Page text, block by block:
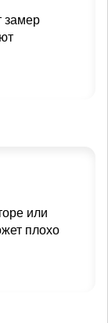
замер
или
плохо